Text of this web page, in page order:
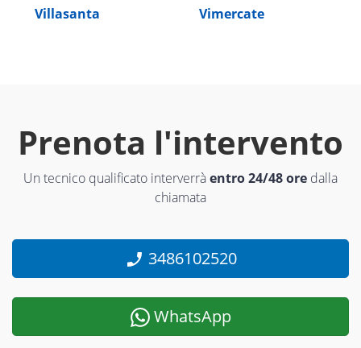
Villasanta
Vimercate
Prenota l'intervento
Un tecnico qualificato interverràentro 24/48 ore dalla
chiamata
3486102520
WhatsApp